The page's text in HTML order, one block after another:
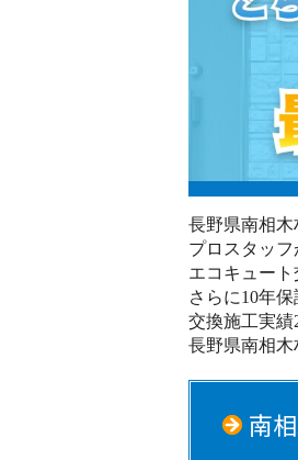
長野県南相
プロスタッフ
エコキュー
さらに10年保
交換施工実績
長野県南相木
南